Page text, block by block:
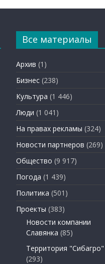
Все материалы
Архив (1)
Бизнес (238)
Культура (1 446)
Люди (1 041)
На правах рекламы (324)
Новости партнеров (269)
Общество (9 917)
Погода (1 439)
Политика (501)
Проекты (383)
Новости компании
Славянка (85)
Территория "Сибагро"
(293)